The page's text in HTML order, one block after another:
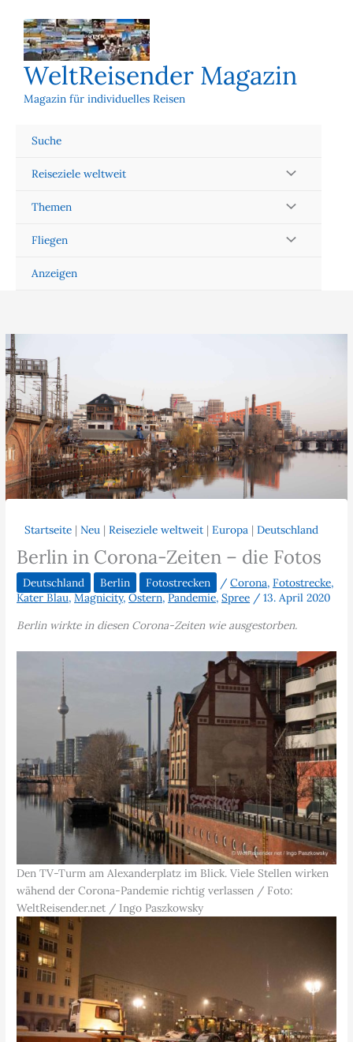
Inhalt
springen
WeltReisender Magazin
Magazin für individuelles Reisen
Suche
Reiseziele weltweit
Themen
Fliegen
Anzeigen
Startseite |Neu |Reiseziele weltweit |Europa |Deutschland
Berlin in Corona-Zeiten – die Fotos
Deutschland Berlin Fotostrecken /Corona,Fotostrecke,
Kater Blau,Magnicity,Ostern,Pandemie,Spree /13. April 2020
Berlin wirkte in diesen Corona-Zeiten wie ausgestorben.
Den TV-Turm am Alexanderplatz im Blick. Viele Stellen wirken
wähend der Corona-Pandemie richtig verlassen / Foto:
WeltReisender.net / Ingo Paszkowsky